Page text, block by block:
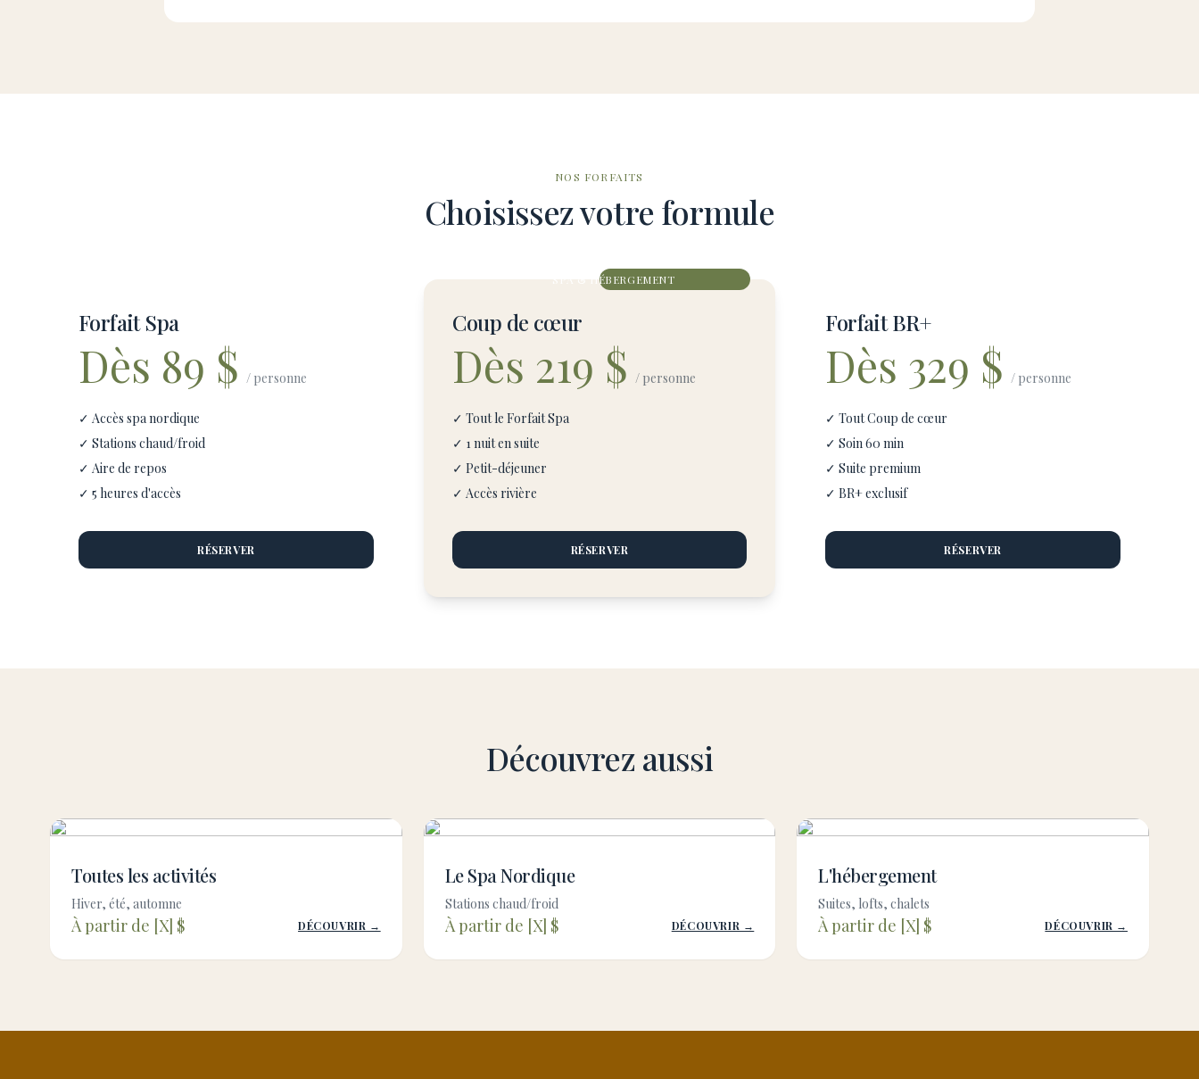
NOS FORFAITS
Choisissez votre formule
Forfait Spa
Dès 89 $ / personne
✓ Accès spa nordique
✓ Stations chaud/froid
✓ Aire de repos
✓ 5 heures d'accès
RÉSERVER
SPA & HÉBERGEMENT
Coup de cœur
Dès 219 $ / personne
✓ Tout le Forfait Spa
✓ 1 nuit en suite
✓ Petit-déjeuner
✓ Accès rivière
RÉSERVER
Forfait BR+
Dès 329 $ / personne
✓ Tout Coup de cœur
✓ Soin 60 min
✓ Suite premium
✓ BR+ exclusif
RÉSERVER
Découvrez aussi
Toutes les activités
Hiver, été, automne
À partir de [X] $ DÉCOUVRIR →
Le Spa Nordique
Stations chaud/froid
À partir de [X] $ DÉCOUVRIR →
L'hébergement
Suites, lofts, chalets
À partir de [X] $ DÉCOUVRIR →